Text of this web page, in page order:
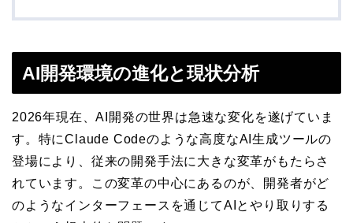
AI開発環境の進化と現状分析
2026年現在、AI開発の世界は急速な変化を遂げていま
す。特にClaude Codeのような高度なAI生成ツールの
登場により、従来の開発手法に大きな変革がもたらさ
れています。この変革の中心にあるのが、開発者がど
のようなインターフェースを通じてAIとやり取りする